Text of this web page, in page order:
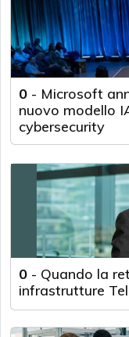
0 - Microsoft
nuovo modello
cybersecurity
0 - Quando la
infrastrutture